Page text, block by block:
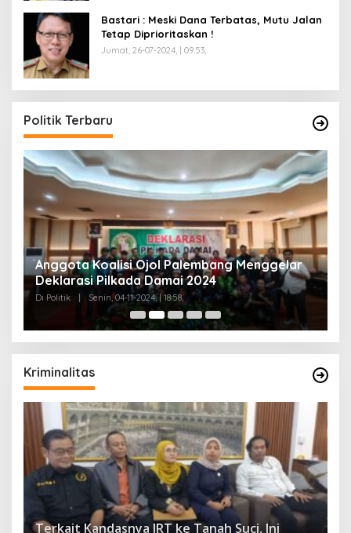
Bastari : Meski Dana Terbatas, Mutu Jalan
Tetap Diprioritaskan !
Jumat, 26-07-2024, | 09:53,
Politik Terbaru
Anggota Koalisi Ojol Palembang Menggelar
Deklarasi Pilkada Damai 2024
Di Politik | Senin, 04-11-2024, | 18:58,
Kriminalitas
Terkait Kandasnya IRT ke Tanah Suci, Ini